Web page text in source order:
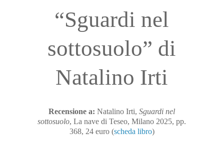
“Sguardi nel
sottosuolo” di
Natalino Irti
Recensione a: Natalino Irti,Sguardi nel
sottosuolo, La nave di Teseo, Milano 2025, pp.
368, 24 euro (scheda libro)